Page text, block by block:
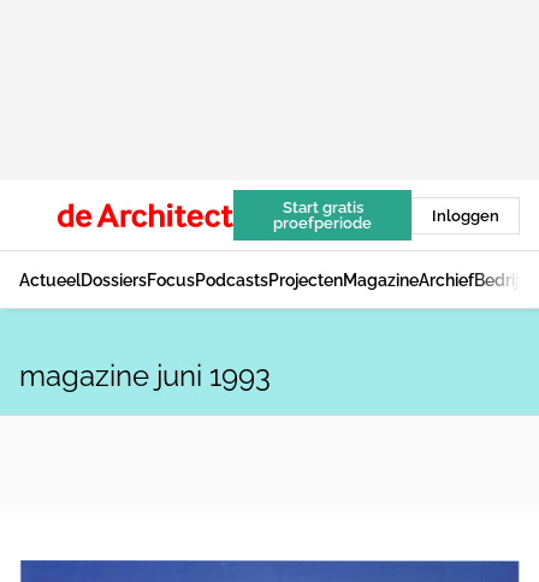
Start gratis
proefperiode
Inloggen
ActueelDossiersFocusPodcastsProjectenMagazineArchief
magazine juni 1993